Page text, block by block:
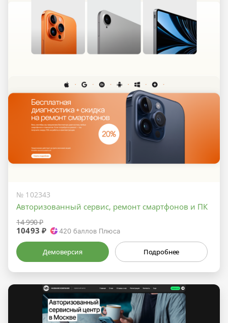
№ 102343
Авторизованный сервис, ремонт смартфонов и ПК
14 990 ₽
10493 ₽ 420 баллов Плюса
Демоверсия Подробнее